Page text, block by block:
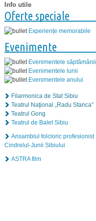
Info utile
Oferte speciale
Experiențe memorabile
Evenimente
Evenimentele săptămânii
Evenimentele lunii
Evenimentele anului
Filarmonica de Stat Sibiu
Teatrul Naţional „Radu Stanca”
Teatrul Gong
Teatrul de Balet Sibiu
Ansamblul folcloric profesionist
Cindrelul-Junii Sibiului
ASTRA film